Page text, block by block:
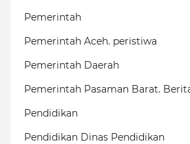
Pemerintah
Pemerintah Aceh. peristiwa
Pemerintah Daerah
Pemerintah Pasaman Barat.
Pendidikan
Pendidikan Dinas Pendidikan